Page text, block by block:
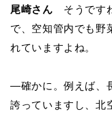
尾崎さん そうです
で、空知管内でも野
れていますよね。
―確かに。例えば、
誇っていますし、北